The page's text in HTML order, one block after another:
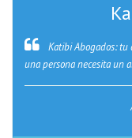
Katibi Abogados:
una persona necesita un